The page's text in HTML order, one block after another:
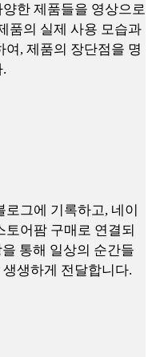
한 제품들을 영상으로
품의 실제 사용 모습과
, 제품의 장단점을 명
그에 기록하고, 네이
토어팜 구매로 연결되
통해 일상의 순간들
생하게 전달합니다.